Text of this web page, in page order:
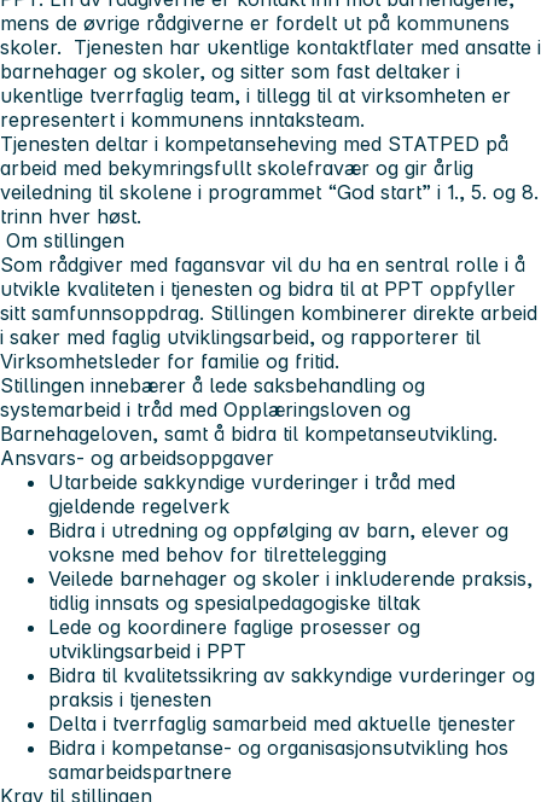
mens de øvrige rådgiverne er fordelt ut på kommunens
skoler. Tjenesten har ukentlige kontaktflater med ansatte i
barnehager og skoler, og sitter som fast deltaker i
ukentlige tverrfaglig team, i tillegg til at virksomheten er
representert i kommunens inntaksteam.
Tjenesten deltar i kompetanseheving med STATPED på
arbeid med bekymringsfullt skolefravær og gir årlig
veiledning til skolene i programmet “God start” i 1., 5. og 8.
trinn hver høst.
Om stillingen
Som rådgiver med fagansvar vil du ha en sentral rolle i å
utvikle kvaliteten i tjenesten og bidra til at PPT oppfyller
sitt samfunnsoppdrag. Stillingen kombinerer direkte arbeid
i saker med faglig utviklingsarbeid, og rapporterer til
Virksomhetsleder for familie og fritid.
Stillingen innebærer å lede saksbehandling og
systemarbeid i tråd med Opplæringsloven og
Barnehageloven, samt å bidra til kompetanseutvikling.
Ansvars- og arbeidsoppgaver
Utarbeide sakkyndige vurderinger i tråd med
gjeldende regelverk
Bidra i utredning og oppfølging av barn, elever og
voksne med behov for tilrettelegging
Veilede barnehager og skoler i inkluderende praksis,
tidlig innsats og spesialpedagogiske tiltak
Lede og koordinere faglige prosesser og
utviklingsarbeid i PPT
Bidra til kvalitetssikring av sakkyndige vurderinger og
praksis i tjenesten
Delta i tverrfaglig samarbeid med aktuelle tjenester
Bidra i kompetanse- og organisasjonsutvikling hos
samarbeidspartnere
Krav til stillingen